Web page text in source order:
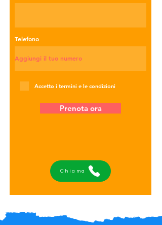
Telefono
Accetto i termini e le condizioni
Prenota ora
Chiama